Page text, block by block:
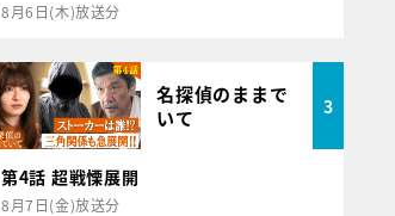
8月6日(木)放送分
名探偵のままで
いて
3
第4話 超戦慄展開
8月7日(金)放送分